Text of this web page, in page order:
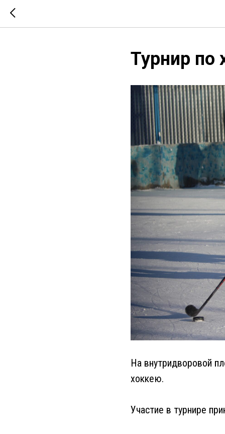
Турнир по
На внутридворовой
хоккею.
Участие в турнире